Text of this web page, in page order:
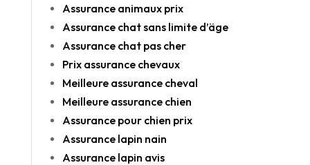
Assurance animaux prix
Assurance chat sans limite d’äge
Assurance chat pas cher
Prix assurance chevaux
Meilleure assurance cheval
Meilleure assurance chien
Assurance pour chien prix
Assurance lapin nain
Assurance lapin avis